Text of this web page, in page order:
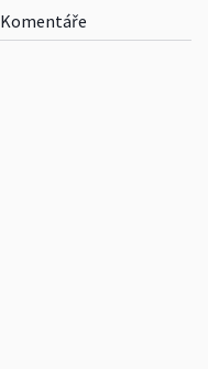
Komentáře